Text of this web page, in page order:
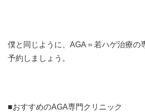
僕と同じように、AGA＝若ハゲ治療の
予約しましょう。
■おすすめのAGA専門クリニック